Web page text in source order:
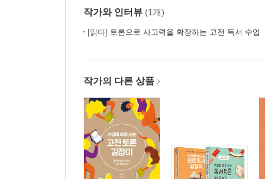
6장 진실을 마주할 용기가 필요해
동물 실험과 생명 윤리에 대해 고민하라!_『50 대
타인의 시간을 빼앗은 사람에게 미래는 없다!_『
본문에서 언급된 책들
작가와 인터뷰 (1개)
[읽다] 토론으로 사고력을 확장하는 고전 독서 수업
작가의 다른 상품